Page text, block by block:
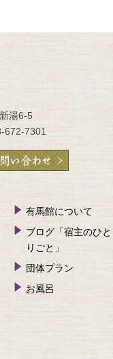
湯6-5
672-7301
有馬館について
ブログ「宿主のひと
りごと」
団体プラン
お風呂